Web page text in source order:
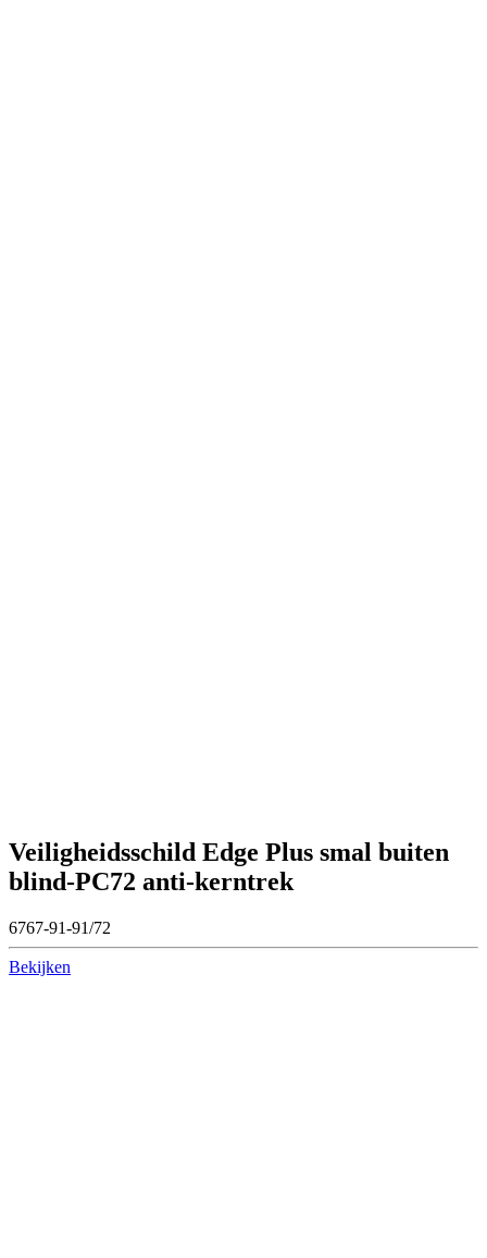
Veiligheidsschild Edge Plus smal buiten
blind-PC72 anti-kerntrek
6767-91-91/72
Bekijken